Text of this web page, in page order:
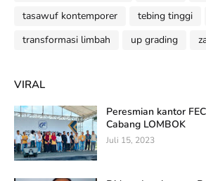
tasawuf kontemporer
tebing tinggi
transformasi limbah
up grading
VIRAL
Peresmian kantor
Cabang LOMBOK
Juli 15, 2023